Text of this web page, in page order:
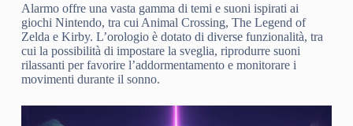
Alarmo offre una vasta gamma di temi e suoni ispirati ai
giochi Nintendo, tra cui Animal Crossing, The Legend of
Zelda e Kirby. L’orologio è dotato di diverse funzionalità, tra
cui la possibilità di impostare la sveglia, riprodurre suoni
rilassanti per favorire l’addormentamento e monitorare i
movimenti durante il sonno.